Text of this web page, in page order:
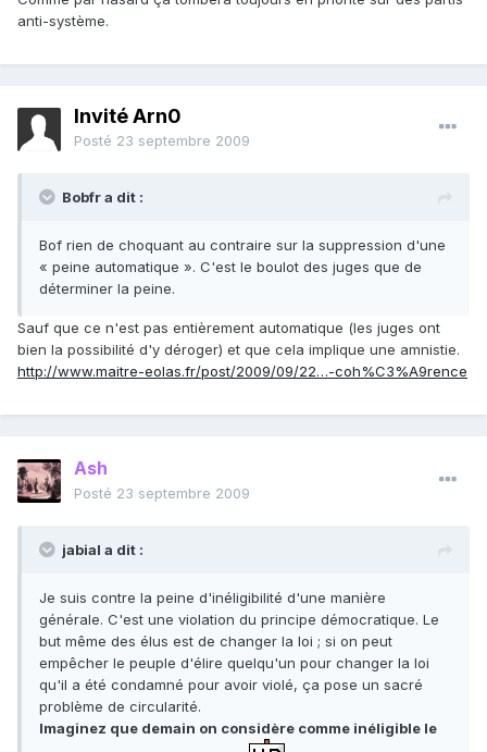
anti-système.
Invité Arn0
Posté 23 septembre 2009
Bobfr a dit :
Bof rien de choquant au contraire sur la suppression d'une
« peine automatique ». C'est le boulot des juges que de
déterminer la peine.
Sauf que ce n'est pas entièrement automatique (les juges ont
bien la possibilité d'y déroger) et que cela implique une amnistie.
http://www.maitre-eolas.fr/post/2009/09/22…-coh%C3%A9rence
Ash
Posté 23 septembre 2009
jabial a dit :
Je suis contre la peine d'inéligibilité d'une manière
générale. C'est une violation du principe démocratique. Le
but même des élus est de changer la loi ; si on peut
empêcher le peuple d'élire quelqu'un pour changer la loi
qu'il a été condamné pour avoir violé, ça pose un sacré
problème de circularité.
Imaginez que demain on considère comme inéligible le